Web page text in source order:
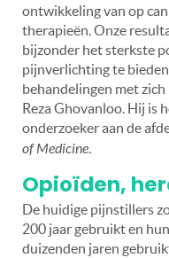
ontwikkeling van op
therapieën. Onze
bijzonder het sterkste
pijnverlichting te
behandelingen met zich
Reza Ghovanloo. Hij is
onderzoeker aan de
of Medicine.
Opioïden,
De huidige pijnstillers
200 jaar gebruikt en
duizenden jaren